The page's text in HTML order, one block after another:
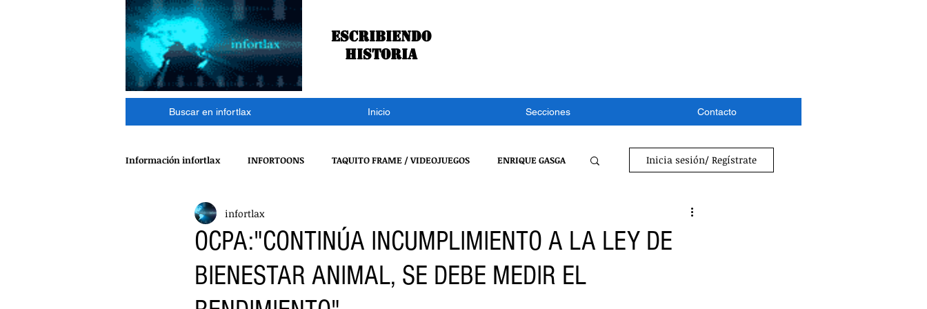
Buscar en infortlax Inicio Secciones Contacto
Escribiendo
historia
Información infortlax INFORTOONS TAQUITO FRAME / VIDEOJUEGOS ENRIQUE GASGA
ESPECTACULOS CINE
INTERNACIONAL REFLEXIONES DE UN BURRO VIDEOJUEGOS
Inicia sesión/ Regístrate
OCPA:"CONTINÚA INCUMPLIMIENTO A LA LEY DE
BIENESTAR ANIMAL, SE DEBE MEDIR EL
infortlax